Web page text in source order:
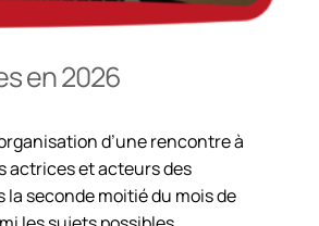
en 2026
d’une rencontre à
actrices et acteurs des
seconde moitié du mois de